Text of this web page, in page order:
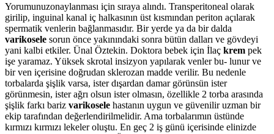
Yorumunuzonaylanması için sıraya alındı. Transperitoneal olarak
girilip, inguinal kanal iç halkasının üst kısmından periton açılarak
spermatik venlerin bağlanmasıdır. Bir yerde ya da bir dalda
varikosele sorun önce yakınındaki sonra bütün dalları ve gövdeyi
yani kalbi etkiler. Ünal Öztekin. Doktora bebek için İlaç krem pek
işe yaramaz. Yüksek skrotal insizyon yapılarak venler bu- lunur ve
bir ven içerisine doğrudan sklerozan madde verilir. Bu nedenle
torbalarda şişlik varsa, ister dışardan damar görünsün ister
görünmesin, ister ağrı olsun ister olmasın, özellikle 2 torba arasında
şişlik farkı bariz varikosele hastanın uygun ve güvenilir uzman bir
ekip tarafından değerlendirilmelidir. Ama torbalarımın üstünde
kırmızı kırmızı lekeler oluştu. En geç 2 iş günü içerisinde elinizde